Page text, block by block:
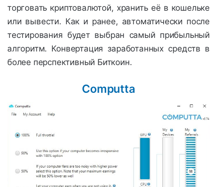
торговать криптовалютой, хранить её в кошельке
или вывести. Как и ранее, автоматически после
тестирования будет выбран самый прибыльный
алгоритм. Конвертация заработанных средств в
более перспективный Биткоин.
Computta